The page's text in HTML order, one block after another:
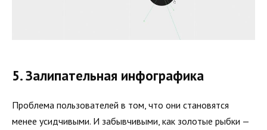
5. Залипательная инфографика
Проблема пользователей в том, что они становятся
менее усидчивыми. И забывчивыми, как золотые рыбки —